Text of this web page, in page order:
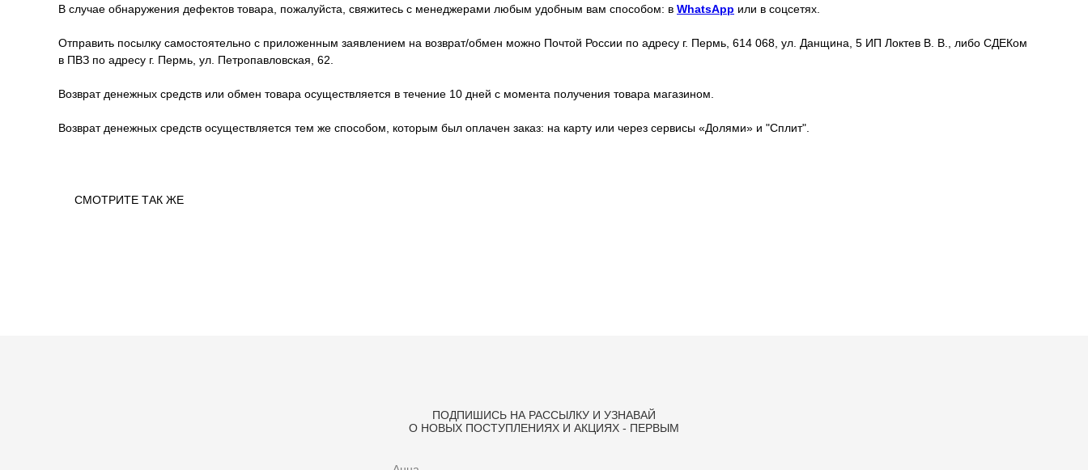
В случае обнаружения дефектов товара, пожалуйста, свяжитесь с менеджерами любым удобным вам способом: в WhatsApp или в соцсетях.
Отправить посылку самостоятельно с приложенным заявлением на возврат/обмен можно Почтой России по адресу г. Пермь, 614 068, ул. Данщина, 5 ИП Локтев В. В., либо СДЕКом
в ПВЗ по адресу г. Пермь, ул. Петропавловская, 62.
Возврат денежных средств или обмен товара осуществляется в течение 10 дней с момента получения товара магазином.
Возврат денежных средств осуществляется тем же способом, которым был оплачен заказ: на карту или через сервисы «Долями» и "Сплит".
СМОТРИТЕ ТАК ЖЕ
ПОДПИШИСЬ НА РАССЫЛКУ И УЗНАВАЙ
О НОВЫХ ПОСТУПЛЕНИЯХ И АКЦИЯХ - ПЕРВЫМ